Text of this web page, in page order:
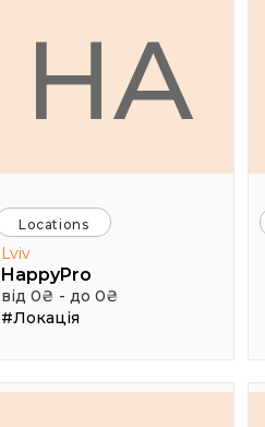
HA
Locations
Lviv
HappyPro
від 0₴ - до 0₴
#Локація